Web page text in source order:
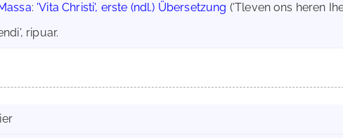
: 'Vita Christi', erste (ndl.) Übersetzung ('Tleven ons heren
ripuar.